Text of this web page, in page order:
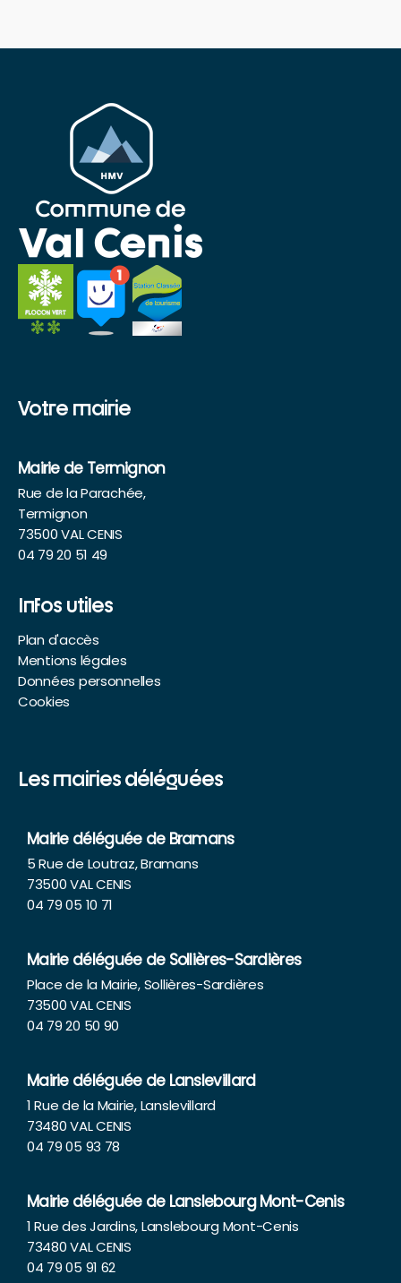
Votre mairie
Mairie de Termignon
Rue de la Parachée,
Termignon
73500 VAL CENIS
04 79 20 51 49
Infos utiles
Plan d'accès
Mentions légales
Données personnelles
Cookies
Les mairies déléguées
Mairie déléguée de Bramans
5 Rue de Loutraz, Bramans
73500 VAL CENIS
04 79 05 10 71
Mairie déléguée de Sollières-Sardières
Place de la Mairie, Sollières-Sardières
73500 VAL CENIS
04 79 20 50 90
Mairie déléguée de Lanslevillard
1 Rue de la Mairie, Lanslevillard
73480 VAL CENIS
04 79 05 93 78
Mairie déléguée de Lanslebourg Mont-Cenis
1 Rue des Jardins, Lanslebourg Mont-Cenis
73480 VAL CENIS
04 79 05 91 62